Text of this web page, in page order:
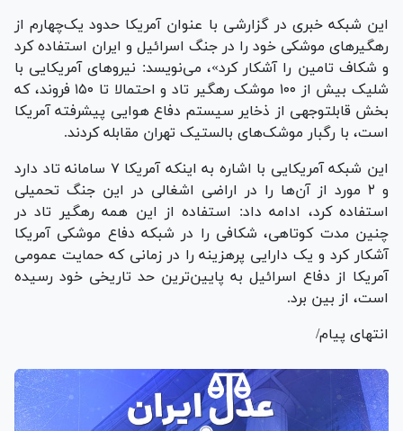
این شبکه خبری در گزارشی با عنوان آمریکا حدود یک‌چهارم از
رهگیر‌های موشکی خود را در جنگ اسرائیل و ایران استفاده کرد
و شکاف تامین را آشکار کرد»، می‌نویسد: نیرو‌های آمریکایی با
شلیک بیش از ۱۰۰ موشک رهگیر تاد و احتمالا تا ۱۵۰ فروند، که
بخش قابلتوجهی از ذخایر سیستم دفاع هوایی پیشرفته آمریکا
است، با رگبار موشک‌های بالستیک تهران مقابله کردند.
این شبکه آمریکایی با اشاره به اینکه آمریکا ۷ سامانه تاد دارد
و ۲ مورد از آن‌ها را در اراضی اشغالی در این جنگ تحمیلی
استفاده کرد، ادامه داد: استفاده از این همه رهگیر تاد در
چنین مدت کوتاهی، شکافی را در شبکه دفاع موشکی آمریکا
آشکار کرد و یک دارایی پرهزینه را در زمانی که حمایت عمومی
آمریکا از دفاع اسرائیل به پایین‌ترین حد تاریخی خود رسیده
است، از بین برد.
انتهای پیام/